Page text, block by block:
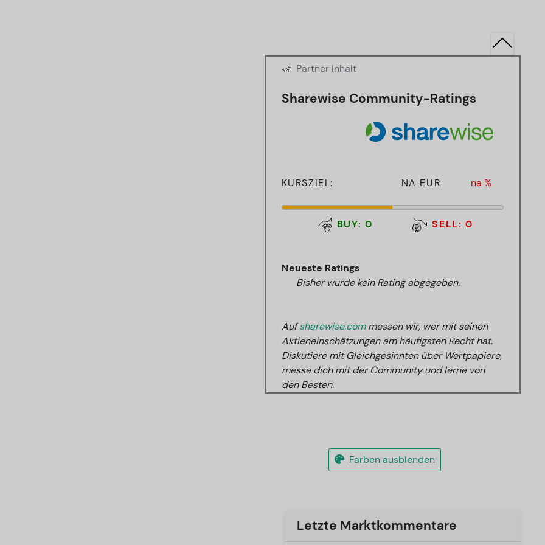
🤝 Partner Inhalt
Sharewise Community-Ratings
KURSZIEL: NA EUR na %
BUY: 0 SELL: 0
Neueste Ratings
Bisher wurde kein Rating abgegeben.
Aufsharewise.commessen wir, wer mit seinen
Aktieneinschätzungen am häufigsten Recht hat.
Diskutiere mit Gleichgesinnten über Wertpapiere,
messe dich mit der Community und lerne von
den Besten.
Farben ausblenden
Letzte Marktkommentare